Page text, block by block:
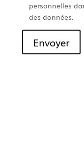
personnelles
des données.
Envoyer